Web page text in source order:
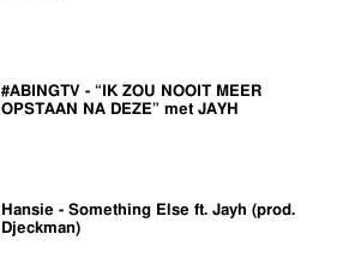
#ABINGTV - “IK ZOU NOOIT MEER
OPSTAAN NA DEZE” met JAYH
Hansie - Something Else ft. Jayh (prod.
Djeckman)